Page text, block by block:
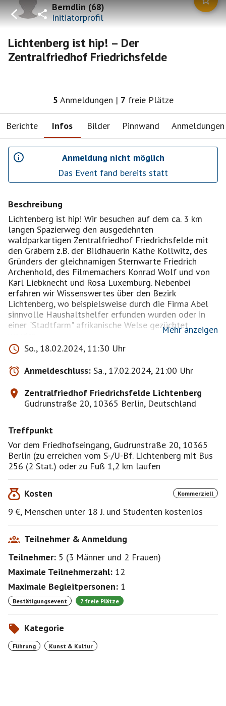
Berndlin(68)
Initiatorprofil
Lichtenberg ist hip! – Der
Zentralfriedhof Friedrichsfelde
5 Anmeldungen | 7 freie Plätze
Berichte Infos Bilder Pinnwand Anmeldungen
Anmeldung nicht möglich
Das Event fand bereits statt
Beschreibung
Lichtenberg ist hip! Wir besuchen auf dem ca. 3 km
langen Spazierweg den ausgedehnten
waldparkartigen Zentralfriedhof Friedrichsfelde mit
den Gräbern z.B. der Bildhauerin Käthe Kollwitz, des
Gründers der gleichnamigen Sternwarte Friedrich
Archenhold, des Filmemachers Konrad Wolf und von
Karl Liebknecht und Rosa Luxemburg. Nebenbei
erfahren wir Wissenswertes über den Bezirk
Lichtenberg, wo beispielsweise durch die Firma Abel
sinnvolle Haushaltshelfer erfunden wurden oder in
einer "Stadtfarm" afrikanische Welse gezüchtet
Anschließend finden wir sicher in einer der
gastronomischen Möglichkeiten auf dem Weg zum Bf.
Lichtenberg noch ein Plätzchen zum Plausch.
Bitte denkt an festes Schuhwerk und der Witterung
angepasste Kleidung! Da man bei einer Führung öfter
steht, ist es erfahrungsgemäß oft gefühlt kälter, als
es der Temperatur entspricht. Veranstaltungsdauer: 2,5
Mehr anzeigen
So., 18.02.2024, 11:30 Uhr
Anmeldeschluss: Sa., 17.02.2024, 21:00 Uhr
Zentralfriedhof Friedrichsfelde Lichtenberg
Gudrunstraße 20, 10365 Berlin, Deutschland
Treffpunkt
Vor dem Friedhofseingang, Gudrunstraße 20, 10365
Berlin (zu erreichen vom S-/U-Bf. Lichtenberg mit Bus
256 (2 Stat.) oder zu Fuß 1,2 km laufen
Kosten Kommerziell
9 €, Menschen unter 18 J. und Studenten kostenlos
Teilnehmer & Anmeldung
Teilnehmer: 5 (3 Männer und 2 Frauen)
Maximale Teilnehmerzahl: 12
Maximale Begleitpersonen: 1
Bestätigungsevent 7 freie Plätze
Kategorie
Führung Kunst & Kultur